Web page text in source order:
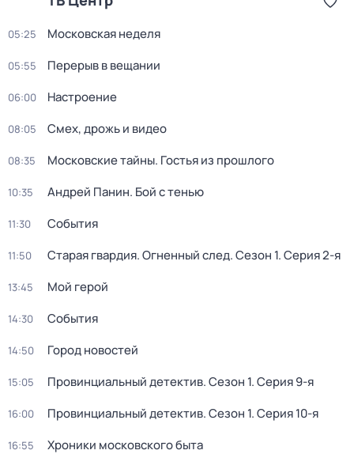
05:25 Московская неделя
05:55 Перерыв в вещании
06:00 Настроение
08:05 Смех, дрожь и видео
08:35 Московские тайны. Гостья из прошлого
10:35 Андрей Панин. Бой с тенью
11:30 События
11:50 Старая гвардия. Огненный след. Сезон 1. Серия 2-я
13:45 Мой герой
14:30 События
14:50 Город новостей
15:05 Провинциальный детектив. Сезон 1. Серия 9-я
16:00 Провинциальный детектив. Сезон 1. Серия 10-я
16:55 Хроники московского быта